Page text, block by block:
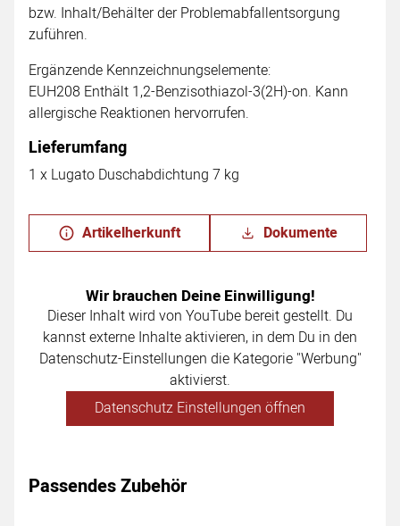
bzw. Inhalt/Behälter der Problemabfallentsorgung
zuführen.
Ergänzende Kennzeichnungselemente:
EUH208 Enthält 1,2-Benzisothiazol-3(2H)-on. Kann
allergische Reaktionen hervorrufen.
Lieferumfang
1 x Lugato Duschabdichtung 7 kg
Artikelherkunft Dokumente
Wir brauchen Deine Einwilligung!
Dieser Inhalt wird von YouTube bereit gestellt. Du
kannst externe Inhalte aktivieren, in dem Du in den
Datenschutz-Einstellungen die Kategorie "Werbung"
aktivierst.
Datenschutz Einstellungen öffnen
Passendes Zubehör
Zubehör überspringen